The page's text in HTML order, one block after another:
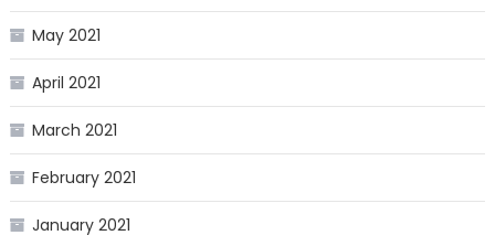
May 2021
April 2021
March 2021
February 2021
January 2021